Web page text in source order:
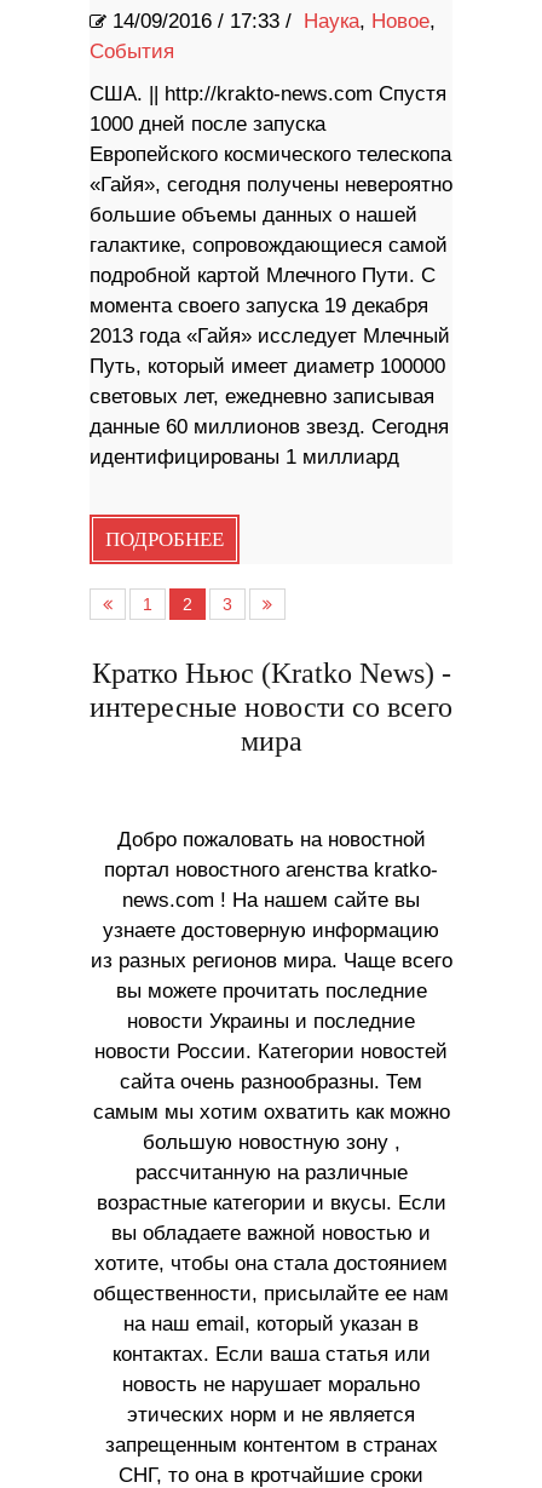
14/09/2016 / 17:33 / Наука, Новое,
События
США. || http://krakto-news.com Спустя
1000 дней после запуска
Европейского космического телескопа
«Гайя», сегодня получены невероятно
большие объемы данных о нашей
галактике, сопровождающиеся самой
подробной картой Млечного Пути. С
момента своего запуска 19 декабря
2013 года «Гайя» исследует Млечный
Путь, который имеет диаметр 100000
световых лет, ежедневно записывая
данные 60 миллионов звезд. Сегодня
идентифицированы 1 миллиард
ПОДРОБНЕЕ
1 2 3
Кратко Ньюс (Kratko News) -
интересные новости со всего
мира
Добро пожаловать на новостной
портал новостного агенства kratko-
news.com ! На нашем сайте вы
узнаете достоверную информацию
из разных регионов мира. Чаще всего
вы можете прочитать последние
новости Украины и последние
новости России. Категории новостей
сайта очень разнообразны. Тем
самым мы хотим охватить как можно
большую новостную зону ,
рассчитанную на различные
возрастные категории и вкусы. Если
вы обладаете важной новостью и
хотите, чтобы она стала достоянием
общественности, присылайте ее нам
на наш email, который указан в
контактах. Если ваша статья или
новость не нарушает морально
этических норм и не является
запрещенным контентом в странах
СНГ, то она в кротчайшие сроки